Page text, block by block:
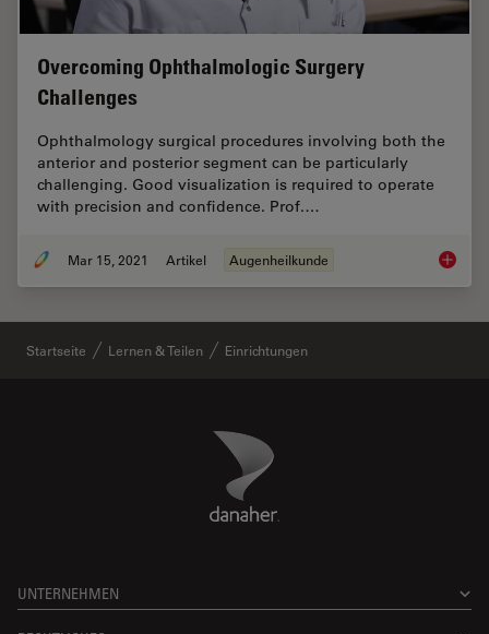
Overcoming Ophthalmologic Surgery
Challenges
Ophthalmology surgical procedures involving both the
anterior and posterior segment can be particularly
challenging. Good visualization is required to operate
with precision and confidence. Prof.…
Mar 15, 2021 Artikel Augenheilkunde
Startseite Lernen & Teilen Einrichtungen
Danaher Logo
UNTERNEHMEN